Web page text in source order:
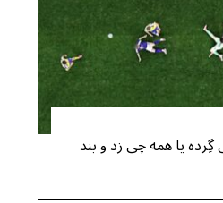
یا همه چی زد و بند